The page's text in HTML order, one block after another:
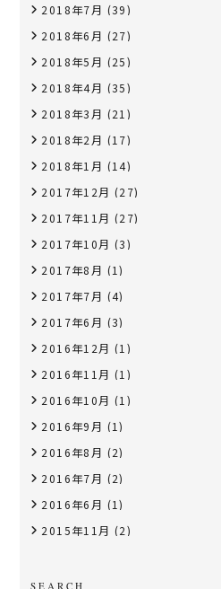
2018年7月 (39)
2018年6月 (27)
2018年5月 (25)
2018年4月 (35)
2018年3月 (21)
2018年2月 (17)
2018年1月 (14)
2017年12月 (27)
2017年11月 (27)
2017年10月 (3)
2017年8月 (1)
2017年7月 (4)
2017年6月 (3)
2016年12月 (1)
2016年11月 (1)
2016年10月 (1)
2016年9月 (1)
2016年8月 (2)
2016年7月 (2)
2016年6月 (1)
2015年11月 (2)
SEARCH